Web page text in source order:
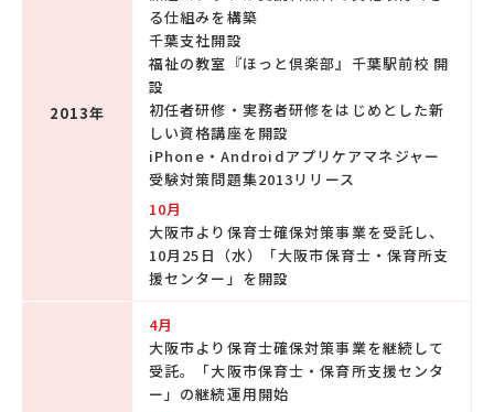
2013年
る仕組みを構築
千葉支社開設
福祉の教室『ほっと倶楽部』千葉駅前校 開
設
初任者研修・実務者研修をはじめとした新
しい資格講座を開設
iPhone・Androidアプリケアマネジャー
受験対策問題集2013リリース
10月
大阪市より保育士確保対策事業を受託し、
10月25日（水）「大阪市保育士・保育所支
援センター」を開設
4月
大阪市より保育士確保対策事業を継続して
受託。「大阪市保育士・保育所支援センタ
ー」の継続運用開始